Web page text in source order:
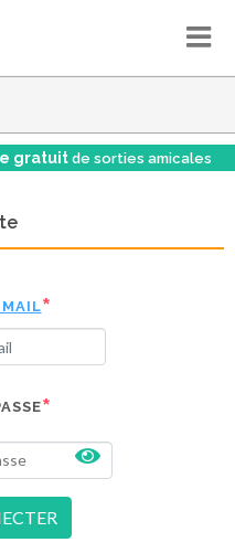
gratuit de sorties amicales
MAIL